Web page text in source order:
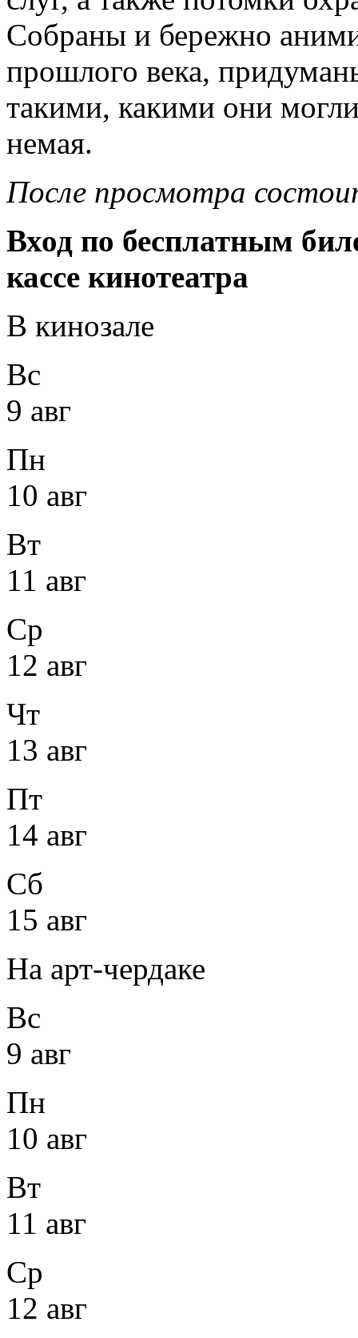
Собраны и бережно
прошлого века,
такими, какими они
немая.
После просмотра
Вход по бесплатным
кассе кинотеатра
В кинозале
Вс
9 авг
Пн
10 авг
Вт
11 авг
Ср
12 авг
Чт
13 авг
Пт
14 авг
Сб
15 авг
На арт-чердаке
Вс
9 авг
Пн
10 авг
Вт
11 авг
Ср
12 авг